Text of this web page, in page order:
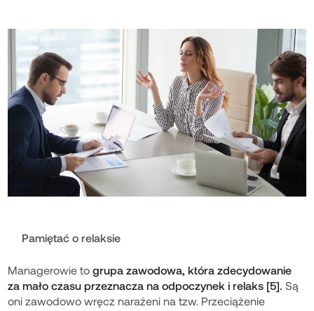
Pamiętać o relaksie
Managerowie togrupa zawodowa, która zdecydowanie
za mało czasu przeznacza na odpoczynek i relaks [5]. Są
oni zawodowo wręcz narażeni na tzw. Przeciążenie